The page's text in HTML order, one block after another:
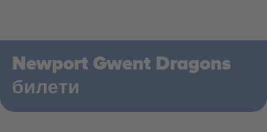
Newport Gwent Dragons
билети